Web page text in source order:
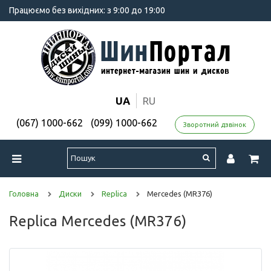
Працюємо без вихідних: з 9:00 до 19:00
UA RU
(067) 1000-662 (099) 1000-662 Зворотний дзвінок
Головна Диски Replica Mercedes (MR376)
Replica Mercedes (MR376)